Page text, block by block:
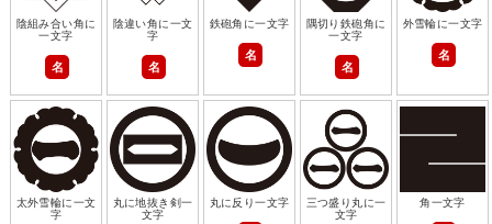
陰組み合い角に
一文字
名
陰違い角に一文
字
名
鉄砲角に一文字
名
隅切り鉄砲角に
一文字
名
外雪輪に一文字
名
太外雪輪に一文
字
丸に地抜き剣一
文字
丸に反り一文字
三つ盛り丸に一
文字
角一文字